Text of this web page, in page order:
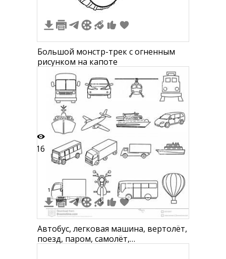
Большой монстр-трек с огненным
рисунком на капоте
16
1 6
Автобус, легковая машина, вертолёт,
поезд, паром, самолёт,